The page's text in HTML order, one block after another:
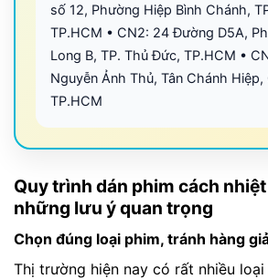
số 12, Phường Hiệp Bình Chánh,
TP.HCM • CN2: 24 Đường D5A,
Long B, TP. Thủ Đức, TP.HCM •
Nguyễn Ảnh Thủ, Tân Chánh Hiệp,
TP.HCM
Quy trình dán phim cách
những lưu ý quan trọng
Chọn đúng loại phim, tránh hàng
Thị trường hiện nay có rất nhiều